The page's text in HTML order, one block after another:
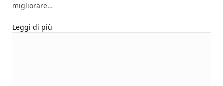
migliorare…
Leggi di più